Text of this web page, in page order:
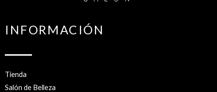
INFORMACIÓN
Tienda
Salón de Belleza